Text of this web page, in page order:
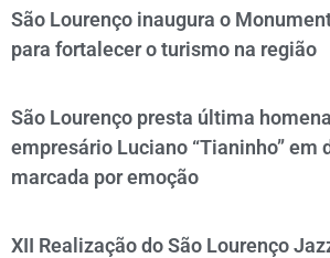
São Lourenço inaugura o
para fortalecer o turismo na região
São Lourenço presta última
empresário Luciano “Tianinho” em
marcada por emoção
XII Realização do São Lourenço